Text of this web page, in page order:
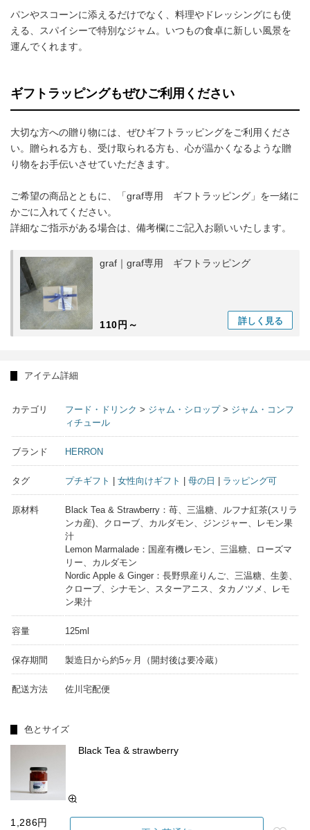
パンやスコーンに添えるだけでなく、料理やドレッシングにも使
える、スパイシーで特別なジャム。いつもの食卓に新しい風景を
運んでくれます。
ギフトラッピングもぜひご利用ください
大切な方への贈り物には、ぜひギフトラッピングをご利用くださ
い。贈られる方も、受け取られる方も、心が温かくなるような贈
り物をお手伝いさせていただきます。
ご希望の商品とともに、「graf専用 ギフトラッピング」を一緒に
かごに入れてください。
詳細なご指示がある場合は、備考欄にご記入お願いいたします。
graf｜graf専用 ギフトラッピング
110円～ 詳しく 見る
アイテム詳細
カテゴリ フード・ドリンク > ジャム・シロップ> ジャム・コンフ
ィチュール
ブランド HERRON
タグ プチギフト 女性向けギフト 母の日 ラッピング可
原材料
Black Tea & Strawberry：苺、三温糖、ルフナ紅茶(スリラ
ンカ産)、クローブ、カルダモン、ジンジャー、レモン果
汁
Lemon Marmalade：国産有機レモン、三温糖、ローズマ
リー、カルダモン
Nordic Apple & Ginger：長野県産りんご、三温糖、生姜、
クローブ、シナモン、スターアニス、タカノツメ、レモ
ン果汁
容量 125ml
保存期間 製造日から約5ヶ月（開封後は要冷蔵）
配送方法 佐川宅配便
色とサイズ
Black Tea & strawberry
1,286円